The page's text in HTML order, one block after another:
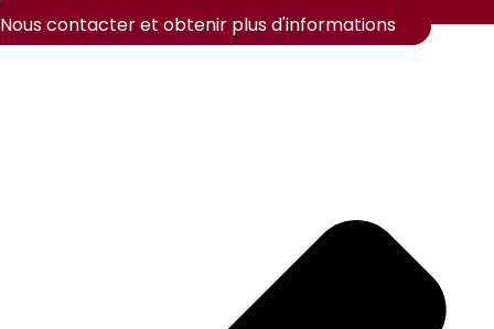
Nous contacter et obtenir plus d'informations